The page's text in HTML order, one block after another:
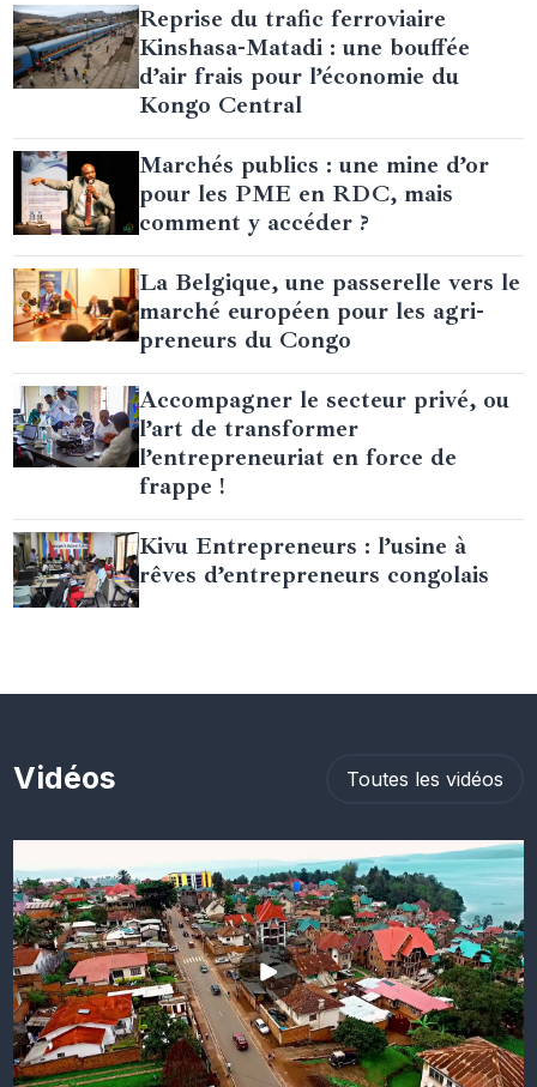
Reprise du trafic ferroviaire
Kinshasa-Matadi : une bouffée
d’air frais pour l’économie du
Kongo Central
Marchés publics : une mine d’or
pour les PME en RDC, mais
comment y accéder ?
La Belgique, une passerelle vers le
marché européen pour les agri-
preneurs du Congo
Accompagner le secteur privé, ou
l’art de transformer
l’entrepreneuriat en force de
frappe !
Kivu Entrepreneurs : l’usine à
rêves d’entrepreneurs congolais
Vidéos Toutes les vidéos